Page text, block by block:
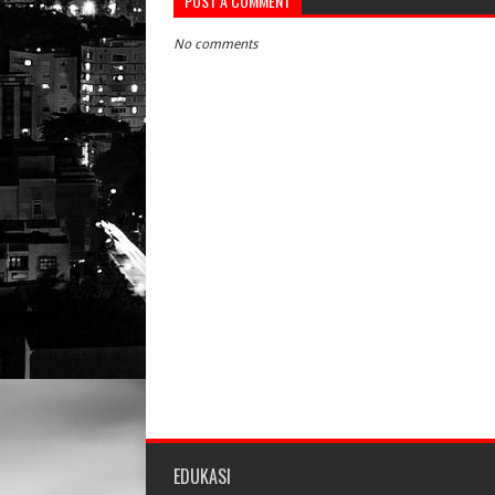
No comments
EDUKASI